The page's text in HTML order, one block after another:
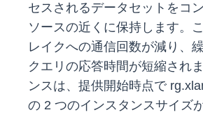
セスされるデータセットをコ
ソースの近くに保持します。
レイクへの通信回数が減り、
クエリの応答時間が短縮され
ンスは、提供開始時点で
の 2 つのインスタンスサイズ